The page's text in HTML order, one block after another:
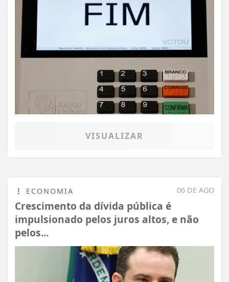
VISUALIZAR
06 DE AGO
ECONOMIA
Crescimento da dívida pública é
impulsionado pelos juros altos, e não
pelos...